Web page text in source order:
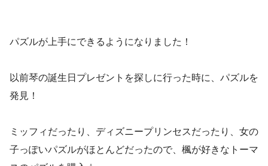
パズルが上手にできるようになりました！
以前琴の誕生日プレゼントを探しに行った時に、パズルを
発見！
ミッフィだったり、ディズニープリンセスだったり、女の
子っぽいパズルがほとんどだったので、楓が好きなトーマ